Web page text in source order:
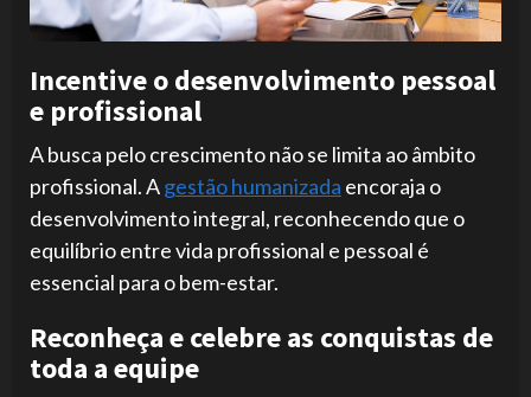
Incentive o desenvolvimento pessoal
e profissional
A busca pelo crescimento não se limita ao âmbito
profissional. Agestão humanizada encoraja o
desenvolvimento integral, reconhecendo que o
equilíbrio entre vida profissional e pessoal é
essencial para o bem-estar.
Reconheça e celebre as conquistas de
toda a equipe